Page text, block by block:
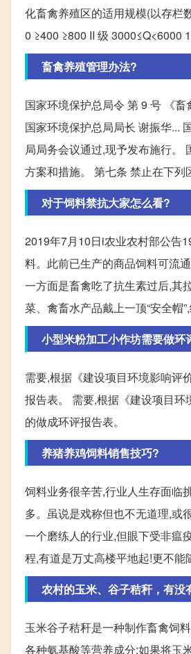
化畜禽养殖区的适用规模(以存栏
0 ≥400 ≥800 II 级 3000≤Q<6000
畜禽养殖管理办法?
国家环境保护总局令 第 9 号 《
国家环境保护总局局长 谢振华...
局局务会议通过,现予发布施行。
方案和措施。 第七条 禁止在下列
对于饲料禁抗大家怎么看?
2019年7月10日i农业农村部公告
料。此前已生产的商品饲料可流
一方面是畜禽吃了抗生素过后,其
菜、禽畜水产品戴上一顶“安全帽
小型米粉加工小作坊需要做环
需要,根据《建设项目环境影响评
报告表。 需要,根据《建设项目
的做成环评报告表。
养猪养鸡饲料销售技巧?
饲料业务很辛苦,行业人生存面临
多。虽说是戏称但也不无道理,或
一个磨练人的行业,但眼下受非瘟
程,有道是万丈高楼平地起!更不能
农村的玉米、谷子秸秆，有没
玉米谷子秸秆是一种制作畜禽饲
各种氨基酸等营养成分;如果将玉